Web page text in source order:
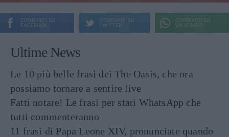
CONDIVIDI SU
FACEBOOK
CONDIVIDI SU
TWITTER
CONDIVIDI SU
WHATSAPP
Ultime News
Le 10 più belle frasi dei The Oasis, che ora
possiamo tornare a sentire live
Fatti notare! Le frasi per stati WhatsApp che
tutti commenteranno
11 frasi di Papa Leone XIV, pronunciate quando